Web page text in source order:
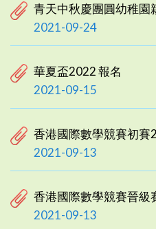
青天中秋慶團圓幼稚園
2021-09-24
華夏盃2022 報名
2021-09-15
香港國際數學競賽初賽
2021-09-13
香港國際數學競賽晉級
2021-09-13